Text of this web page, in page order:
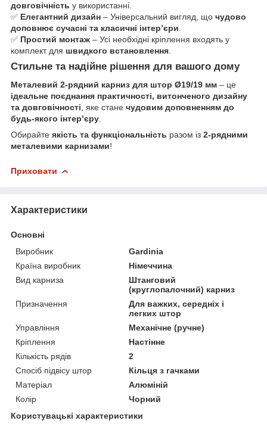
довговічність у використанні.
✅ Елегантний дизайн – Універсальний вигляд, що чудово
доповнює сучасні та класичні інтер’єри
✅ Простий монтаж – Усі необхідні кріплення входять у
комплект для швидкого встановлення
Стильне та надійне рішення для вашого дому
Металевий 2-рядний карниз для штор Ø19/19 мм – це
ідеальне поєднання практичності, витонченого дизайну
та довговічності , яке стане чудовим доповненням до
будь-якого інтер’єру
Обирайте якість та функціональність разом із 2-рядними
металевими карнизами!
Приховати
Характеристики
Основні
Виробник
Gardinia
Країна виробник
Німеччина
Вид карниза
Штанговий
(круглопалочний) карниз
Призначення
Для важких, середніх і
легких штор
Управління
Механічне (ручне)
Кріплення
Настінне
Кількість рядів
2
Спосіб підвісу штор
Кільця з гачками
Матеріал
Алюміній
Колір
Чорний
Користувацькі характеристики